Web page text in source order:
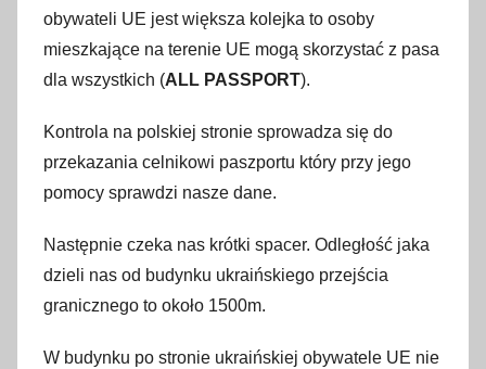
obywateli UE jest większa kolejka to osoby
mieszkające na terenie UE mogą skorzystać z pasa
dla wszystkich (ALL PASSPORT).
Kontrola na polskiej stronie sprowadza się do
przekazania celnikowi paszportu który przy jego
pomocy sprawdzi nasze dane.
Następnie czeka nas krótki spacer. Odległość jaka
dzieli nas od budynku ukraińskiego przejścia
granicznego to około 1500m.
W budynku po stronie ukraińskiej obywatele UE nie